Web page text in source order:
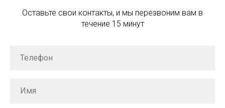
Оставьте свои контакты, и мы перезвоним вам в
течение 15 минут